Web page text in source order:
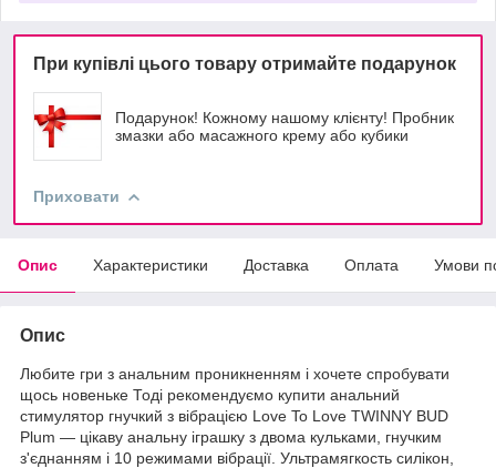
При купівлі цього товару отримайте подарунок
Подарунок! Кожному нашому клієнту! Пробник
змазки або масажного крему або кубики
Приховати
Опис Характеристики Доставка Оплата Умови
Опис
Любите гри з анальним проникненням і хочете спробувати
щось новеньке Тоді рекомендуємо купити анальний
стимулятор гнучкий з вібрацією Love To Love TWINNY BUD
Plum — цікаву анальну іграшку з двома кульками, гнучким
з'єднанням і 10 режимами вібрації. Ультрамягкость силікон,